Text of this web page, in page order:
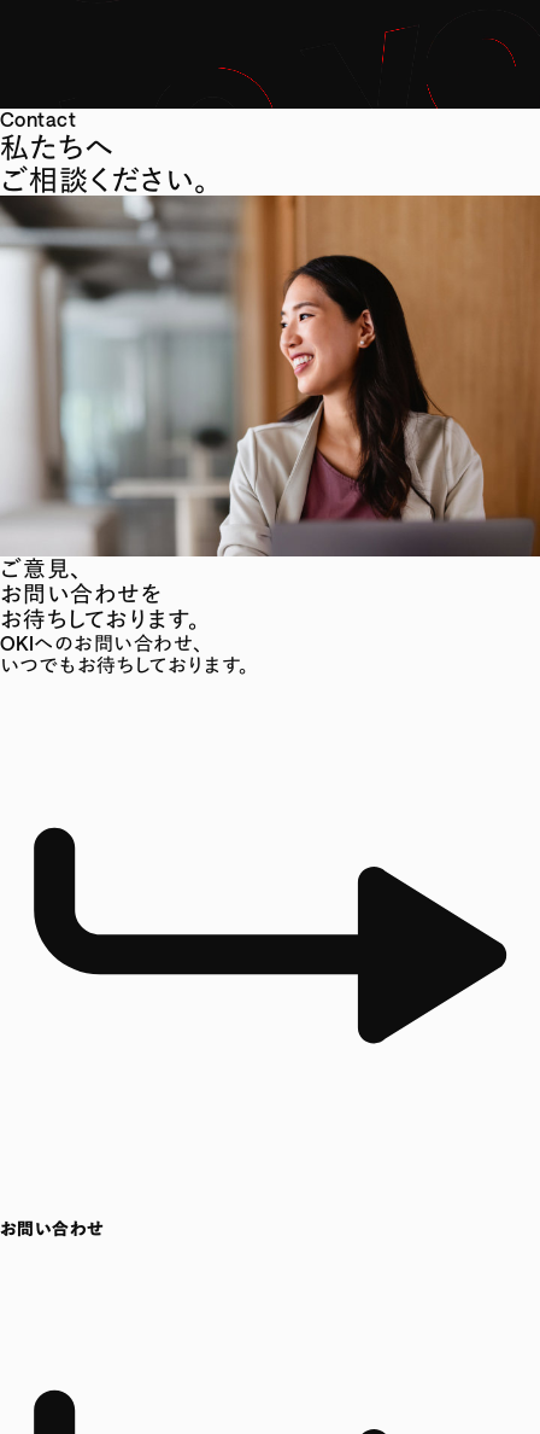
Contact
私たちへ
ご相談ください。
ご意見、
お問い合わせを
お待ちしております。
OKIへのお問い合わせ、
いつでもお待ちしております。
お問い合わせ